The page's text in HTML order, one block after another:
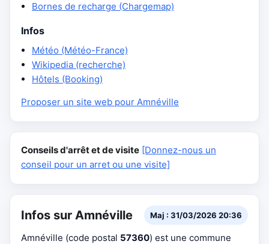
Bornes de recharge (Chargemap)
Infos
Météo (Météo-France)
Wikipedia (recherche)
Hôtels (Booking)
Proposer un site web pour Amnéville
Conseils d'arrêt et de visite [Donnez-nous un
conseil pour un arret ou une visite]
Infos sur Amnéville Maj : 31/03/2026 20:36
Amnéville (code postal 57360) est une commune